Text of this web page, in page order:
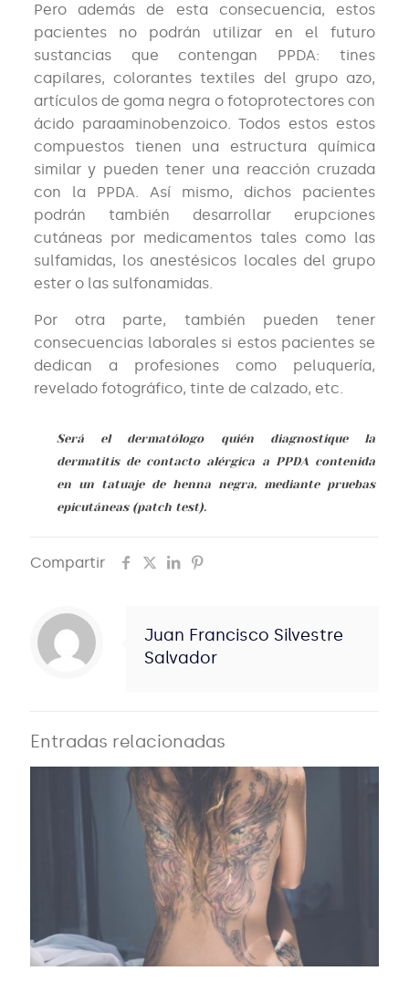
Pero además de esta consecuencia, estos
pacientes no podrán utilizar en el futuro
sustancias que contengan PPDA: tines
capilares, colorantes textiles del grupo azo,
artículos de goma negra o fotoprotectores con
ácido paraaminobenzoico. Todos estos estos
compuestos tienen una estructura química
similar y pueden tener una reacción cruzada
con la PPDA. Así mismo, dichos pacientes
podrán también desarrollar erupciones
cutáneas por medicamentos tales como las
sulfamidas, los anestésicos locales del grupo
ester o las sulfonamidas.
Por otra parte, también pueden tener
consecuencias laborales si estos pacientes se
dedican a profesiones como peluquería,
revelado fotográfico, tinte de calzado, etc.
Será el dermatólogo quién diagnostique la
dermatitis de contacto alérgica a PPDA contenida
en un tatuaje de henna negra, mediante pruebas
epicutáneas (patch test).
Compartir
Juan Francisco Silvestre
Salvador
Entradas relacionadas